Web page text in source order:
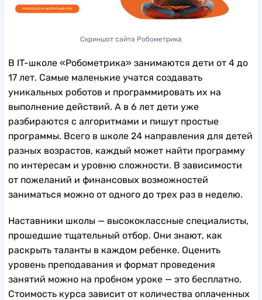
Скриншот сайта Робометрика
В IT-школе «Робометрика» занимаются дети от 4 до
17 лет. Самые маленькие учатся создавать
уникальных роботов и программировать их на
выполнение действий. А в 6 лет дети уже
разбираются с алгоритмами и пишут простые
программы. Всего в школе 24 направления для детей
разных возрастов, каждый может найти программу
по интересам и уровню сложности. В зависимости
от пожеланий и финансовых возможностей
заниматься можно от одного до трех раз в неделю.
Наставники школы — высококлассные специалисты,
прошедшие тщательный отбор. Они знают, как
раскрыть таланты в каждом ребенке. Оценить
уровень преподавания и формат проведения
занятий можно на пробном уроке — это бесплатно.
Стоимость курса зависит от количества оплаченных